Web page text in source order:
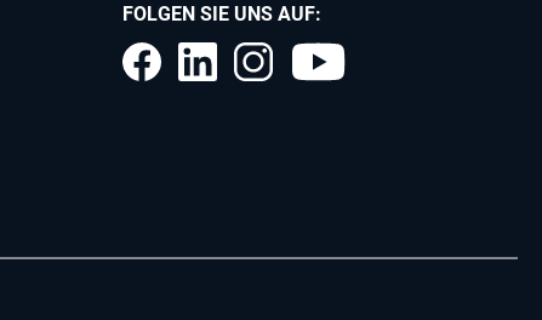
FOLGEN SIE UNS AUF: